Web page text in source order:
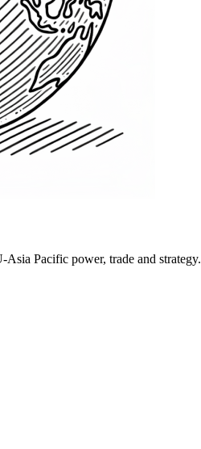
Pacific power, trade and strategy.